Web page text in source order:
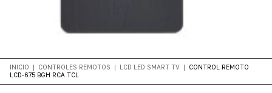
INICIO | CONTROLES REMOTOS | LCD LED SMART TV |
CONTROL REMOTO
LCD-675 BGH RCA TCL